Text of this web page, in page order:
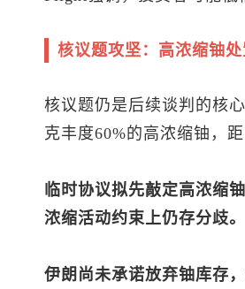
核议题攻坚：高浓缩铀
核议题仍是后续谈判的核
克丰度60%的高浓缩铀，
临时协议拟先敲定高浓缩
浓缩活动约束上仍存分歧。
伊朗尚未承诺放弃铀库存